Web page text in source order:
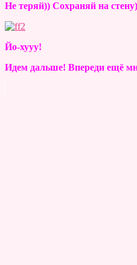
Не теряй)) Сохраняй на
Йо-хууу!
Идем дальше! Впереди ещё